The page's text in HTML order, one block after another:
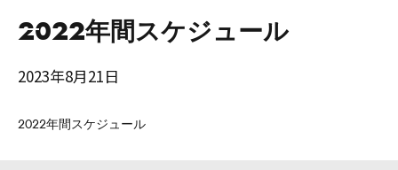
2022年間スケジュール
2023年8月21日
2022年間スケジュール